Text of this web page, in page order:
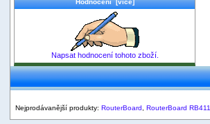
Hodnocení [více]
Napsat hodnocení tohoto zboží.
Nejprodávanější produkty: RouterBoard RouterBoard RB411